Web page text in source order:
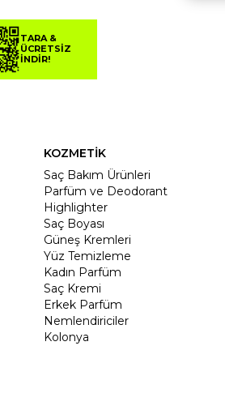
TARA &
ÜCRETSİZ
İNDİR!
KOZMETİK
Saç Bakım Ürünleri
Parfüm ve Deodorant
Highlighter
Saç Boyası
Güneş Kremleri
Yüz Temizleme
Kadın Parfüm
Saç Kremi
Erkek Parfüm
Nemlendiriciler
Kolonya